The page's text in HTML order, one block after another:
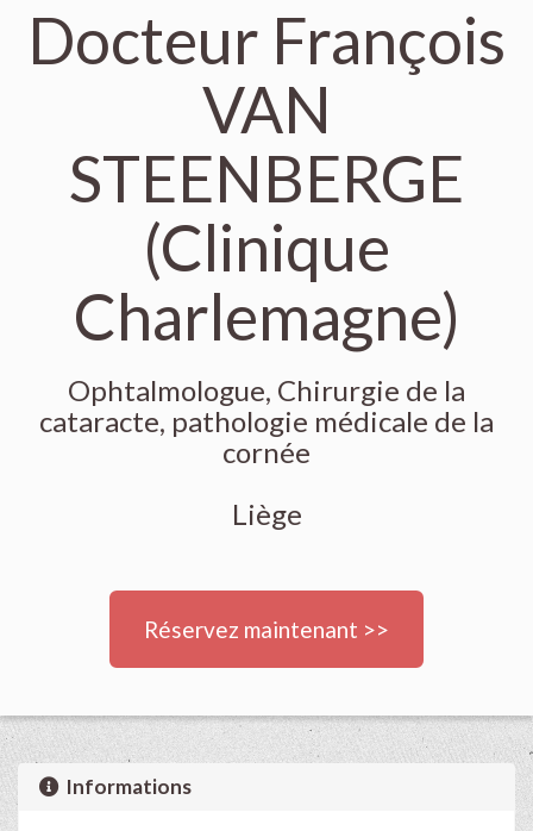
Docteur François
VAN
STEENBERGE
(Clinique
Charlemagne)
Ophtalmologue, Chirurgie de la
cataracte, pathologie médicale de la
cornée
Liège
Réservez maintenant >>
Informations